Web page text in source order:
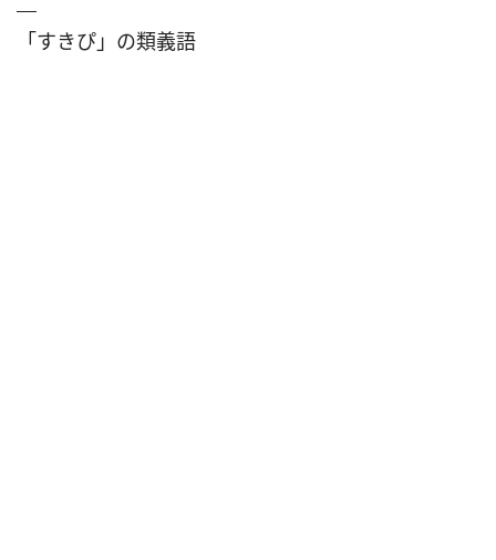
「すきぴ」の類義語